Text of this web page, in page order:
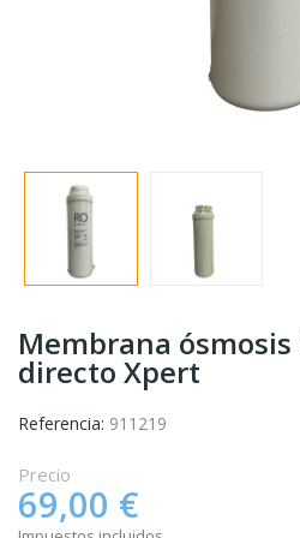
Membrana
directo Xpert
Referencia: 911219
Precio
69,00 €